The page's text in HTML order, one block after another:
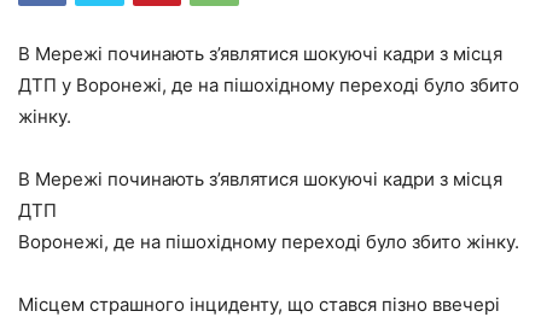
В Мережі починають з’являтися шокуючі кадри з місця
ДТП у Воронежі, де на пішохідному переході було збито
жінку.
В Мережі починають з’являтися шокуючі кадри з місця
ДТП
Воронежі, де на пішохідному переході було збито жінку.
Місцем страшного інциденту, що стався пізно ввечері